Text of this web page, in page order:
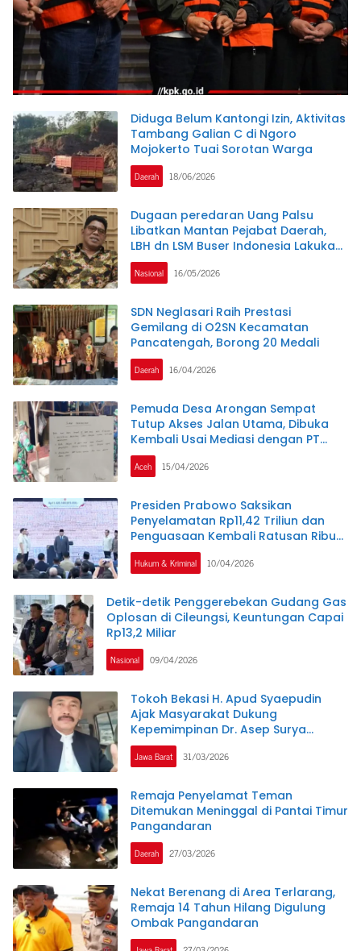
Diduga Belum Kantongi Izin, Aktivitas
Tambang Galian C di Ngoro
Mojokerto Tuai Sorotan Warga
Daerah 18/06/2026
Dugaan peredaran Uang Palsu
Libatkan Mantan Pejabat Daerah,
LBH dn LSM Buser Indonesia Lakukan
Penelusuran
Nasional 16/05/2026
SDN Neglasari Raih Prestasi
Gemilang di O2SN Kecamatan
Pancatengah, Borong 20 Medali
Daerah 16/04/2026
Pemuda Desa Arongan Sempat
Tutup Akses Jalan Utama, Dibuka
Kembali Usai Mediasi dengan PT
Sofindo Seunagan
Aceh 15/04/2026
Presiden Prabowo Saksikan
Penyelamatan Rp11,42 Triliun dan
Penguasaan Kembali Ratusan Ribu
Hektare Lahan
Hukum & Kriminal 10/04/2026
Detik-detik Penggerebekan Gudang Gas
Oplosan di Cileungsi, Keuntungan Capai
Rp13,2 Miliar
Nasional 09/04/2026
Tokoh Bekasi H. Apud Syaepudin
Ajak Masyarakat Dukung
Kepemimpinan Dr. Asep Surya
Atmadja untuk Bekasi Lebih Baik
Jawa Barat 31/03/2026
Remaja Penyelamat Teman
Ditemukan Meninggal di Pantai Timur
Pangandaran
Daerah 27/03/2026
Nekat Berenang di Area Terlarang,
Remaja 14 Tahun Hilang Digulung
Ombak Pangandaran